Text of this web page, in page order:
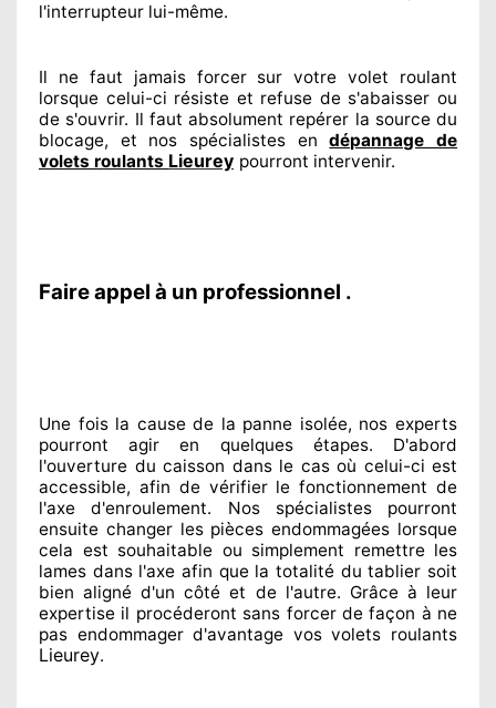
l'interrupteur lui-même.
Il ne faut jamais forcer sur votre volet roulant
lorsque celui-ci résiste et refuse de s'abaisser ou
de s'ouvrir. Il faut absolument repérer la sourcedu
blocage, et nos spécialistes endépannage de
volets roulants Lieurey pourront intervenir.
Faire appel à un professionnel .
Une fois la causede la panne isolée, nos experts
pourront agiren quelques étapes. D'abord
l'ouverture du caisson dans le cas où celui-ci est
accessible, afin de vérifier le fonctionnement de
l'axe d'enroulement. Nos spécialistespourront
ensuite changerles pièces endommagées lorsque
cela est souhaitable ou simplement remettreles
lames dans l'axe afin que la totalité du tablier soit
bien aligné d'un côté et de l'autre. Grâce à leur
expertise il procéderont sans forcer de façon à ne
pas endommagerd'avantage vos volets roulants
Lieurey.